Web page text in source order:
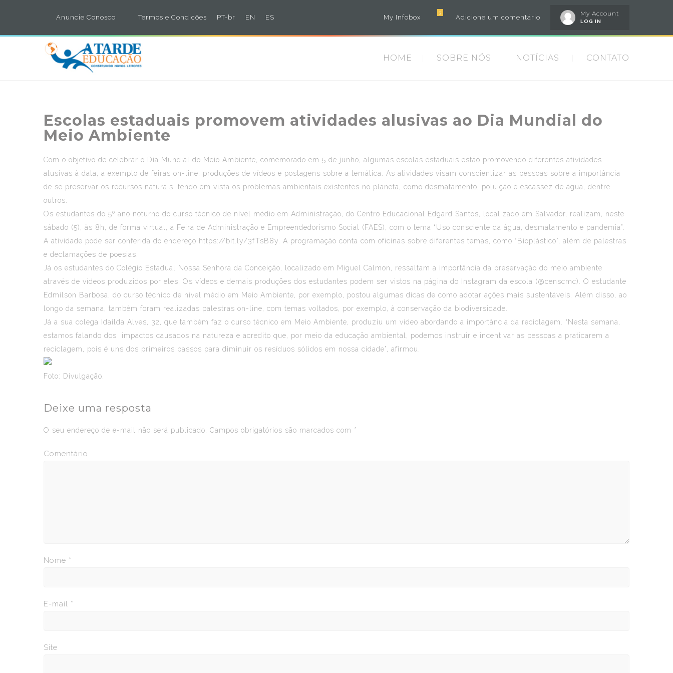
Anuncie Conosco Termos e Condicões PT-br EN ES
My Account
LOG IN
Adicione um comentário
3
My Infobox
HOME SOBRE NÓS NOTÍCIAS CONTATO
Escolas estaduais promovem atividades alusivas ao Dia Mundial do
Meio Ambiente
Com o objetivo de celebrar o Dia Mundial do Meio Ambiente, comemorado em 5 de junho, algumas escolas estaduais estão promovendo diferentes atividades
alusivas à data, a exemplo de feiras on-line, produções de vídeos e postagens sobre a temática. As atividades visam conscientizar as pessoas sobre a importância
de se preservar os recursos naturais, tendo em vista os problemas ambientais existentes no planeta, como desmatamento, poluição e escassez de água, dentre
outros.
Os estudantes do 5º ano noturno do curso técnico de nível médio em Administração, do Centro Educacional Edgard Santos, localizado em Salvador, realizam, neste
sábado (5), às 8h, de forma virtual, a Feira de Administração e Empreendedorismo Social (FAES), com o tema “Uso consciente da água, desmatamento e pandemia”.
A atividade pode ser conferida do endereço https://bit.ly/3fTsB8y . A programação conta com oficinas sobre diferentes temas, como “Bioplástico”, além de palestras
e declamações de poesias.
Já os estudantes do Colégio Estadual Nossa Senhora da Conceição, localizado em Miguel Calmon, ressaltam a importância da preservação do meio ambiente
através de vídeos produzidos por eles. Os vídeos e demais produções dos estudantes podem ser vistos na página do Instagram da escola (@censcmc). O estudante
Edmilson Barbosa, do curso técnico de nível médio em Meio Ambiente, por exemplo, postou algumas dicas de como adotar ações mais sustentáveis. Além disso, ao
longo da semana, também foram realizadas palestras on-line, com temas voltados, por exemplo, à conservação da biodiversidade.
Já a sua colega Idailda Alves, 32, que também faz o curso técnico em Meio Ambiente, produziu um vídeo abordando a importância da reciclagem. “Nesta semana,
estamos falando dos impactos causados na natureza e acredito que, por meio da educação ambiental, podemos instruir e incentivar as pessoas a praticarem a
reciclagem, pois é uns dos primeiros passos para diminuir os resíduos sólidos em nossa cidade”, afirmou.
Foto: Divulgação.
Deixe uma resposta
O seu endereço de e-mail não será publicado. Campos obrigatórios são marcados com *
Comentário
Nome *
E-mail *
Site